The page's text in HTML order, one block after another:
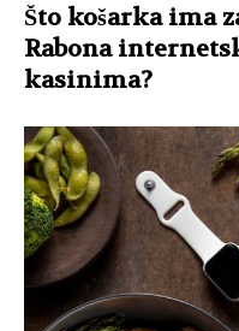
Što košarka ima
Rabona
kasinima?